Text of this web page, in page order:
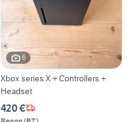
6
Xbox series X + Controllers +
Headset
420 €